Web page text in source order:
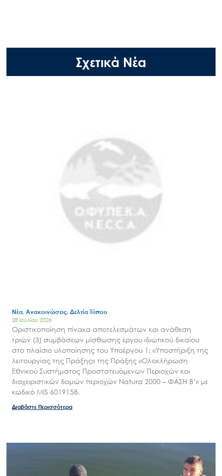
Σχετικά Νέα
Νέα, Ανακοινώσεις, Δελτία Τύπου
28 Ιουλίου 2026
Οριστικοποίηση πίνακα αποτελεσμάτων και ανάθεση
τριών (3) συμβάσεων μίσθωσης έργου ιδιωτικού δικαίου
στο πλαίσιο υλοποίησης του Υποέργου 1: «Υποστήριξη της
λειτουργίας της Πράξης» της Πράξης «Ολοκλήρωση
Εθνικού Συστήματος Προστατευόμενων Περιοχών και
διαχειριστικών δομών περιοχών Natura 2000 – ΦΑΣΗ Β’» με
κωδικό MIS 6019158.
Διαβάστε Περισσότερα